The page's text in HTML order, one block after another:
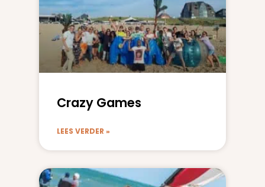
Crazy Games
LEES VERDER »